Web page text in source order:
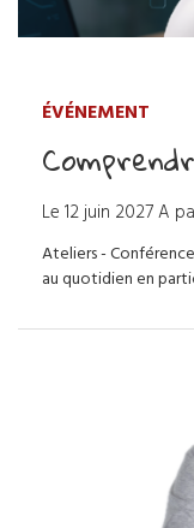
ÉVÉNEMENT
Le 12juin 2027A
Ateliers -
au quotidien en